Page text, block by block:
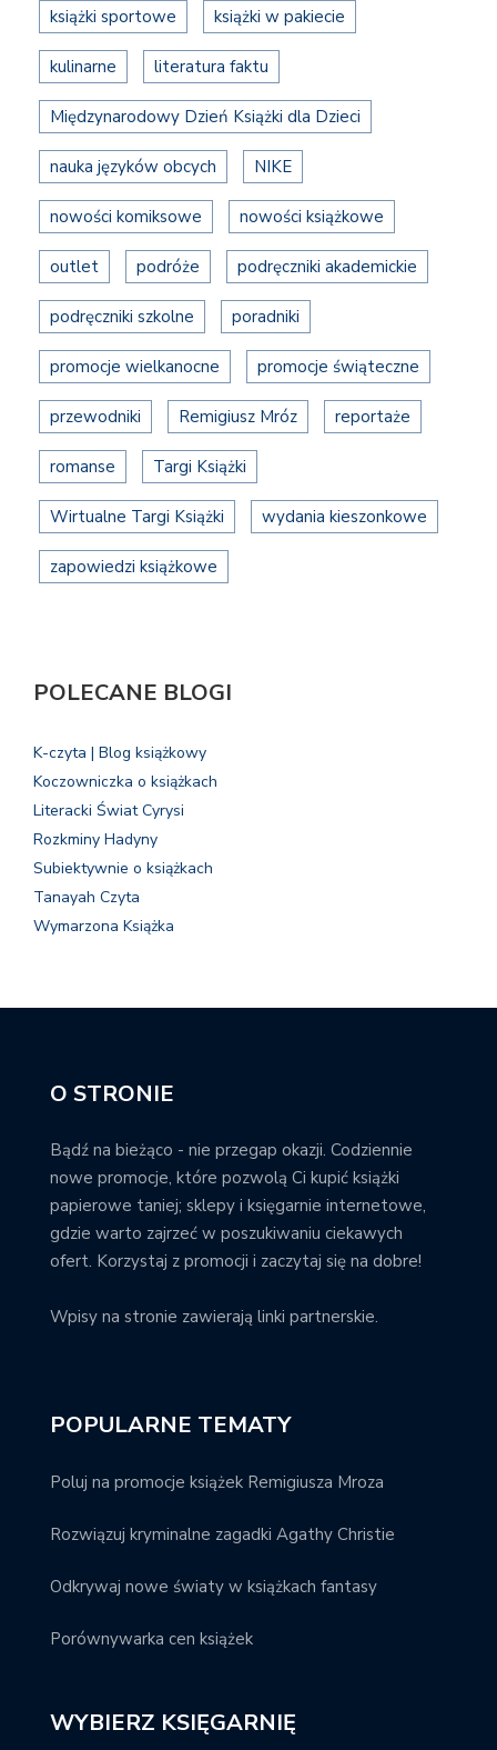
książki sportowe książki w pakiecie
kulinarne literatura faktu
Międzynarodowy Dzień Książki dla Dzieci
nauka języków obcych NIKE
nowości komiksowe nowości książkowe
outlet podróże podręczniki akademickie
podręczniki szkolne poradniki
promocje wielkanocne promocje świąteczne
przewodniki Remigiusz Mróz reportaże
romanse Targi Książki
Wirtualne Targi Książki wydania kieszonkowe
zapowiedzi książkowe
POLECANE BLOGI
K-czyta | Blog książkowy
Koczowniczka o książkach
Literacki Świat Cyrysi
Rozkminy Hadyny
Subiektywnie o książkach
Tanayah Czyta
Wymarzona Książka
O STRONIE
Bądź na bieżąco - nie przegap okazji. Codziennie
nowe promocje, które pozwolą Ci kupić książki
papierowe taniej; sklepy i księgarnie internetowe,
gdzie warto zajrzeć w poszukiwaniu ciekawych
ofert. Korzystaj z promocji i zaczytaj się na dobre!
Wpisy na stronie zawierają linki partnerskie.
POPULARNE TEMATY
Poluj na promocje książek Remigiusza Mroza
Rozwiązuj kryminalne zagadki Agathy Christie
Odkrywaj nowe światy w książkach fantasy
Porównywarka cen książek
WYBIERZ KSIĘGARNIĘ